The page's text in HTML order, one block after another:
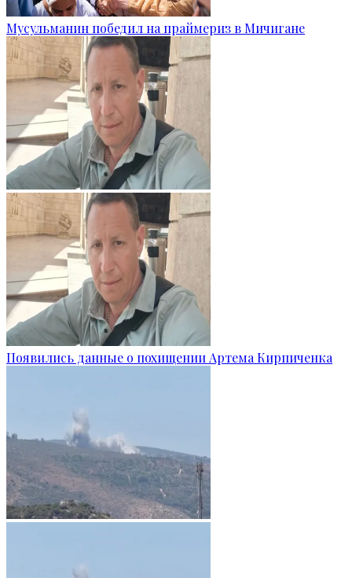
Мусульманин победил на праймериз в Мичигане
Появились данные о похищении Артема Кирпиченка